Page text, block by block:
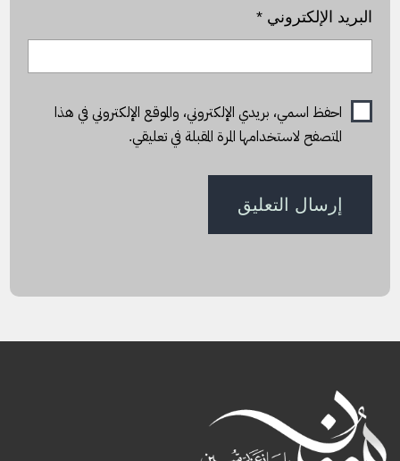
البريد الإلكتروني*
احفظ اسمي، بريدي الإلكتروني، والموقع الإلكتروني في هذا
المتصفح لاستخدامها المرة المقبلة في تعليقي.